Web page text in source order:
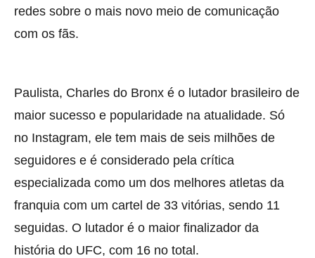
redes sobre o mais novo meio de comunicação
com os fãs.
Paulista, Charles do Bronx é o lutador brasileiro de
maior sucesso e popularidade na atualidade. Só
no Instagram, ele tem mais de seis milhões de
seguidores e é considerado pela crítica
especializada como um dos melhores atletas da
franquia com um cartel de 33 vitórias, sendo 11
seguidas. O lutador é o maior finalizador da
história do UFC, com 16 no total.